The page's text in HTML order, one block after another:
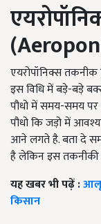
(
एयरोपॉनिक्स तकनीक
इस विधि में बड़े-बड़े
पौधो में समय-समय
पौधो कि जड़ो में
आने लगते है. बता दे
है लेकिन इस
यह खबर भी पढ़ें :आलू
किसान